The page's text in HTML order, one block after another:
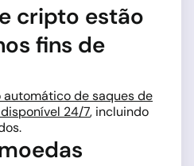
cripto estão
fins de
de saques de
24/7, incluindo